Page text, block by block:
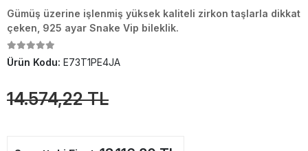
Gümüş üzerine işlenmiş yüksek kaliteli zirkon taşlarla dikkat
çeken, 925 ayar Snake Vip bileklik.
Ürün Kodu: E73T1PE4JA
14.574,22 TL